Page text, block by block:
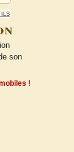
son
!